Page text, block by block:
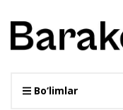
Bo‘limlar